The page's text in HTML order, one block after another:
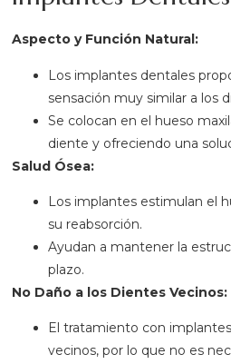
Aspecto y Función Natural:
Los implantes dentales
sensación muy similar a los
Se colocan en el hueso
diente y ofreciendo una
Salud Ósea:
Los implantes estimulan el
su reabsorción.
Ayudan a mantener la
plazo.
No Daño a los Dientes Vecinos:
El tratamiento con
vecinos, por lo que no es